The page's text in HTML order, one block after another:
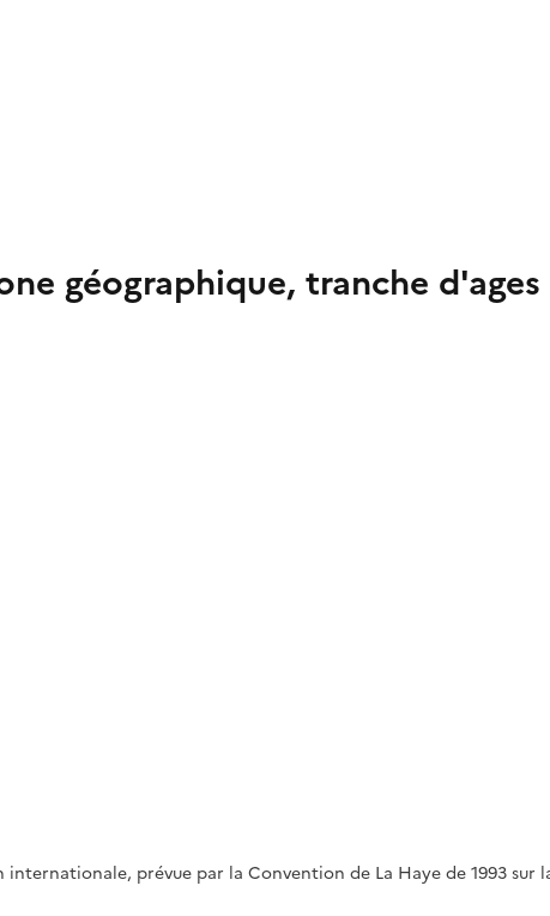
géographique, tranche
prévue par la Convention de La Haye de 1993